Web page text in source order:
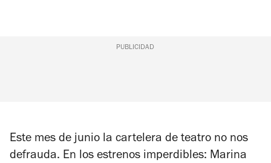
PUBLICIDAD
Este mes de junio la cartelera de teatro no nos
defrauda. En los estrenos imperdibles: Marina